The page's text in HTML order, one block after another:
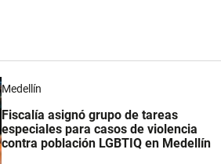
Medellín
Fiscalía asignó grupo de tareas
especiales para casos de violencia
contra población LGBTIQ en Medellín